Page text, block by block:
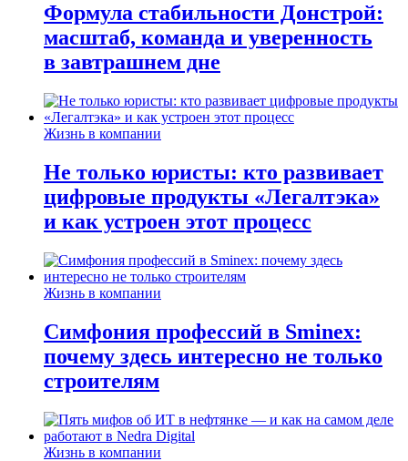
Формула стабильности Донстрой:
масштаб, команда и уверенность
в завтрашнем дне
Жизнь в компании
Не только юристы: кто развивает
цифровые продукты «Легалтэка»
и как устроен этот процесс
Жизнь в компании
Симфония профессий в Sminex:
почему здесь интересно не только
строителям
Жизнь в компании